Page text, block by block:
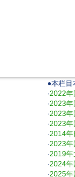
多人使用，速度更
●本栏目
·2022年
·2023年
·2023年
·2023年
·2014年
·2023年
·2019年
·2024年
·2025年